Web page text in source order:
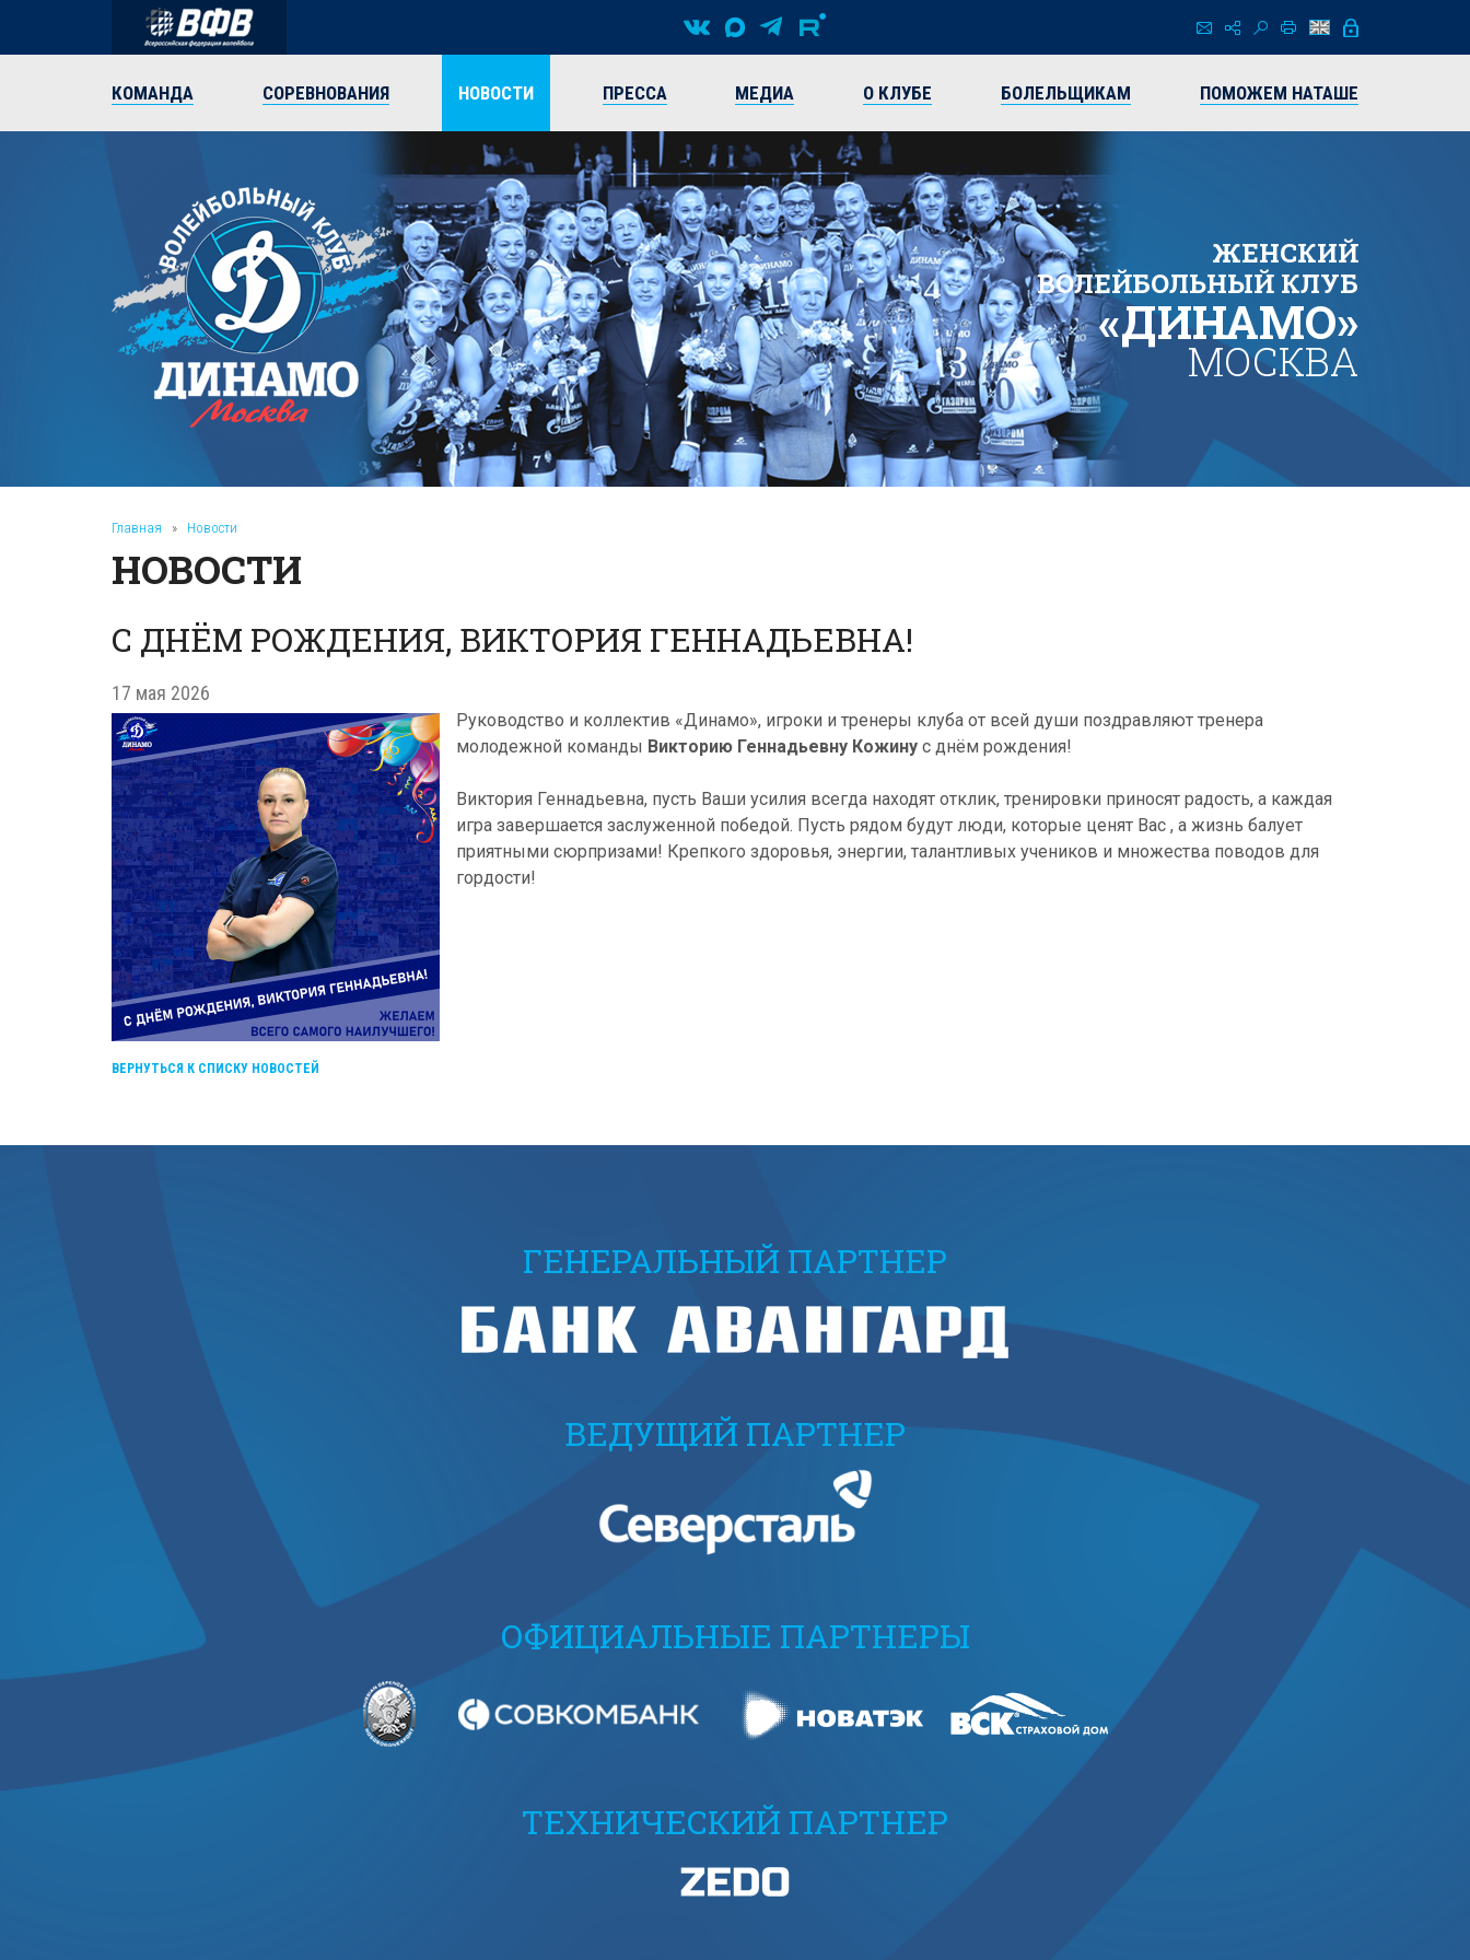
КОМАНДА СОРЕВНОВАНИЯ НОВОСТИ ПРЕССА МЕДИА О КЛУБЕ БОЛЕЛЬЩИКАМ ПОМОЖЕМ НАТАШЕ
ЖЕНСКИЙ
ВОЛЕЙБОЛЬНЫЙ КЛУБ
«ДИНАМО»
МОСКВА
Главная » Новости
НОВОСТИ
С ДНЁМ РОЖДЕНИЯ, ВИКТОРИЯ ГЕННАДЬЕВНА!
17 мая 2026
Руководство и коллектив «Динамо», игроки и тренеры клуба от всей души поздравляют тренера
молодежной команды Викторию Геннадьевну Кожину с днём рождения!
Виктория Геннадьевна, пусть Ваши усилия всегда находят отклик, тренировки приносят радость, а каждая
игра завершается заслуженной победой. Пусть рядом будут люди, которые ценят Вас , а жизнь балует
приятными сюрпризами! Крепкого здоровья, энергии, талантливых учеников и множества поводов для
гордости!
ВЕРНУТЬСЯ К СПИСКУ НОВОСТЕЙ
ГЕНЕРАЛЬНЫЙ ПАРТНЕР
ВЕДУЩИЙ ПАРТНЕР
ОФИЦИАЛЬНЫЕ ПАРТНЕРЫ
ТЕХНИЧЕСКИЙ ПАРТНЕР